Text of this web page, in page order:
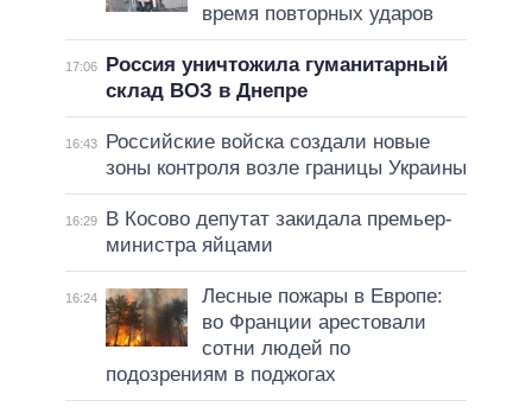
время повторных ударов
17:06
Россия уничтожила гуманитарный
склад ВОЗ в Днепре
16:43
Российские войска создали новые
зоны контроля возле границы Украины
16:29
В Косово депутат закидала премьер-
министра яйцами
16:24
Лесные пожары в Европе:
во Франции арестовали
сотни людей по
подозрениям в поджогах